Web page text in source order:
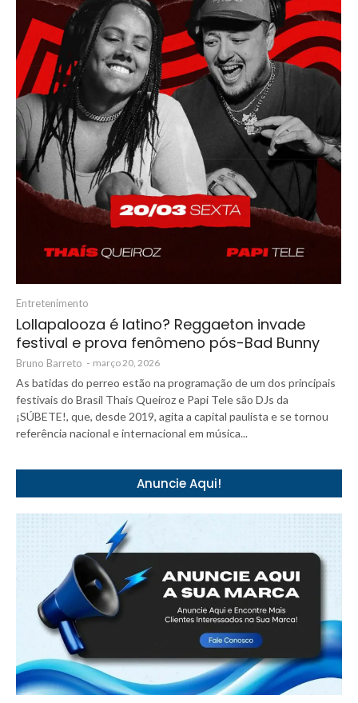
Entretenimento
Lollapalooza é latino? Reggaeton invade
festival e prova fenômeno pós-Bad Bunny
Bruno Barreto - março 20, 2026
As batidas do perreo estão na programação de um dos principais
festivais do Brasil Thais Queiroz e Papi Tele são DJs da
¡SÚBETE!, que, desde 2019, agita a capital paulista e se tornou
referência nacional e internacional em música...
Anuncie Aqui!